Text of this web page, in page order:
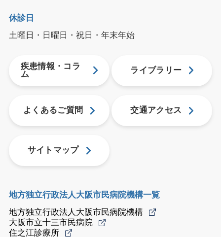
休診日
土曜日・日曜日・祝日・年末年始
疾患情報・コラ
ム
ライブラリー
よくあるご質問 交通アクセス
サイトマップ
地方独立行政法人大阪市民病院機構一覧
地方独立行政法人大阪市民病院機構
大阪市立十三市民病院
住之江診療所